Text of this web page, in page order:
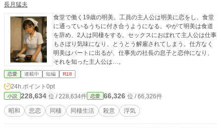
長月猛夫
食堂で働く19歳の明美。工員の主人公は明美に恋をし、食堂
に通っているうちに付き合うようになる。やがて明美は食道
を辞め、2人は同棲をする。セックスにおぼれて主人公は仕事
もさぼり気味になり、とうとう解雇されてしまう。仕方なく
明美はパートに出るが、仕事先の社長の息子と恋仲になり、
それを知った主人公は…。
恋愛 連載中 短編 R18
24h.ポイント 0pt
小説 228,634 位 / 228,634件 恋愛 66,326 位 / 66,326件
昭和 悲恋 同棲 同棲生活 殺意 浮気